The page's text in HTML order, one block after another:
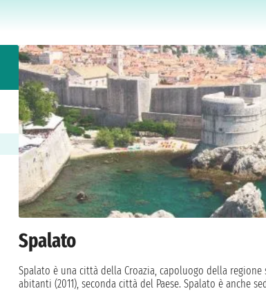
Spalato
Spalato è una città della Croazia, capoluogo della
abitanti (2011), seconda città del Paese. Spalato è anche